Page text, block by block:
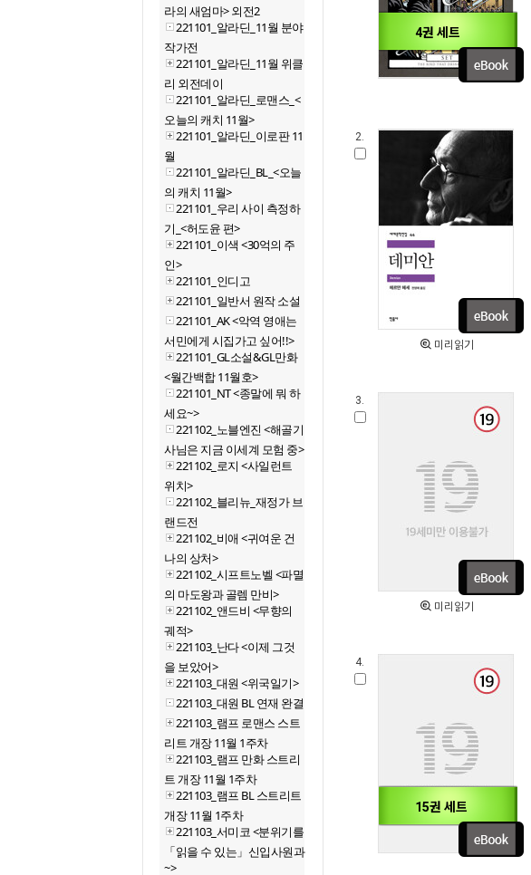
라의 새엄마> 외전2
221101_알라딘_11월 분야
작가전
221101_알라딘_11월 위클
리 외전데이
221101_알라딘_로맨스_<
오늘의 캐치 11월>
221101_알라딘_이로판 11
월
221101_알라딘_BL_<오늘
의 캐치 11월>
221101_우리 사이 측정하
기_<허도윤 편>
221101_이색 <30억의 주
인>
221101_인디고
221101_일반서 원작 소설
221101_AK <악역 영애는
서민에게 시집가고 싶어!!>
221101_GL소설&GL만화
<월간백합 11월호>
221101_NT <종말에 뭐 하
세요~>
221102_노블엔진 <해골기
사님은 지금 이세계 모험 중>
221102_로지 <사일런트
위치>
221102_블리뉴_재정가 브
랜드전
221102_비애 <귀여운 건
나의 상처>
221102_시프트노벨 <파멸
의 마도왕과 골렘 만비>
221102_앤드비 <무향의
궤적>
221103_난다 <이제 그것
을 보았어>
221103_대원 <위국일기>
221103_대원 BL 연재 완결
221103_램프 로맨스 스트
리트 개장 11월 1주차
221103_램프 만화 스트리
트 개장 11월 1주차
221103_램프 BL 스트리트
개장 11월 1주차
221103_서미코 <분위기를
「읽을 수 있는」신입사원과
~>
4권 세트
2.
미리읽기
3.
미리읽기
4.
15권 세트